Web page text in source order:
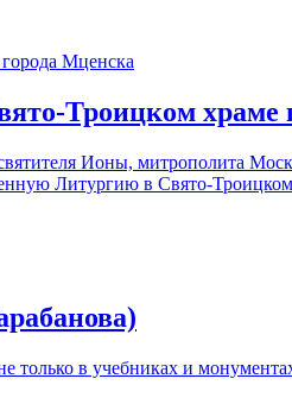
Троицком храме
Ионы, митрополита
Литургию в Свято-
в учебниках и